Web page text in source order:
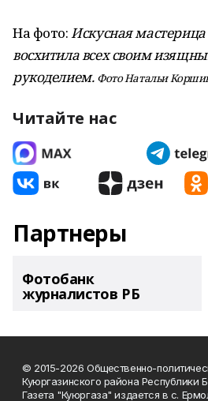
На фото:Искусная
восхитила всех своим
рукоделием. Фото Натальи
Читайте нас
Партнеры
Фотобанк
журналистов РБ
© 2015-2026 Общественно-
Куюргазинского района Республики
Газета "Куюргаза" издается в с.